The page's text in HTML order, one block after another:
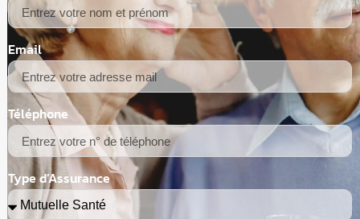
Email
Téléphone
Type d’Assurance